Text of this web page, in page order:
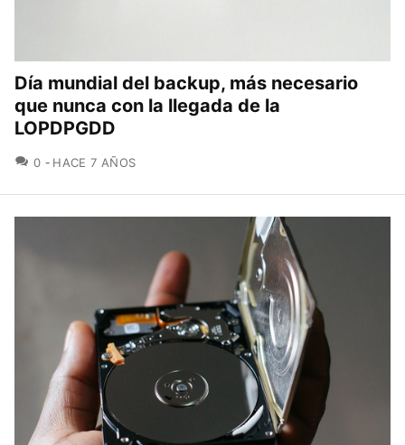
Día mundial del backup, más necesario
que nunca con la llegada de la
LOPDPGDD
0 COMENTARIOS
HACE 7 AÑOS